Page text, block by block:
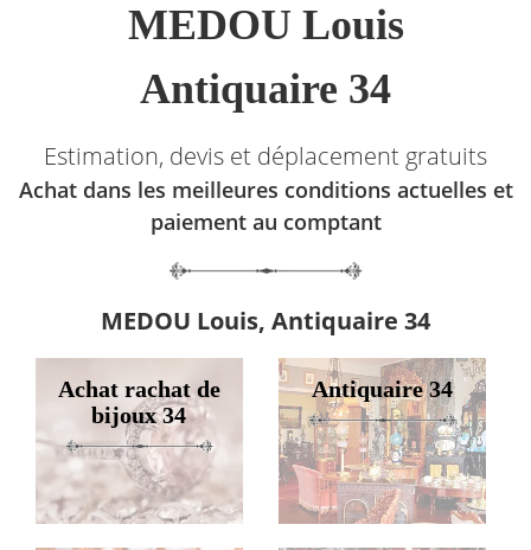
MEDOU Louis
Antiquaire 34
Estimation, devis et déplacement gratuits
Achat dans les meilleures conditions actuelles et
paiement au comptant
MEDOU Louis, Antiquaire 34
Achat rachat de
bijoux 34
Antiquaire 34